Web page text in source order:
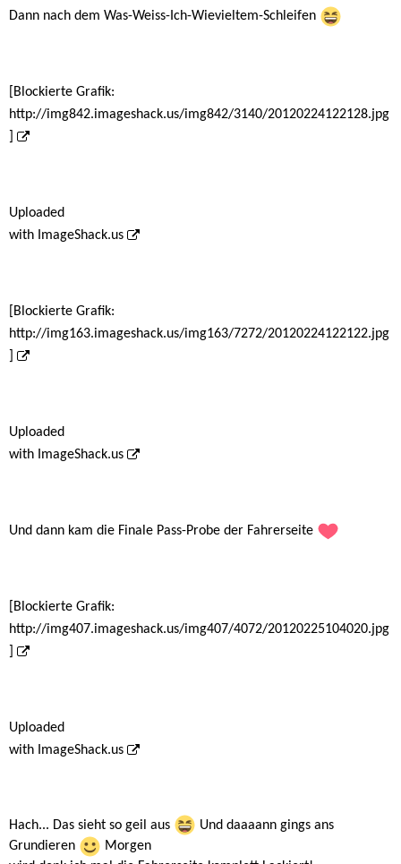
Dann nach dem Was-Weiss-Ich-Wievieltem-Schleifen
[Blockierte Grafik:
http://img842.imageshack.us/img842/3140/20120224122128.jpg
Uploaded
with ImageShack.us
[Blockierte Grafik:
http://img163.imageshack.us/img163/7272/20120224122122.jpg
Uploaded
with ImageShack.us
Und dann kam die Finale Pass-Probe der Fahrerseite
[Blockierte Grafik:
http://img407.imageshack.us/img407/4072/20120225104020.jpg
Uploaded
with ImageShack.us
Hach... Das sieht so geil aus
Und daaaann gings ans
Grundieren
Morgen